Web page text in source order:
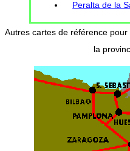
Peralta de la
Autres cartes de référence
la